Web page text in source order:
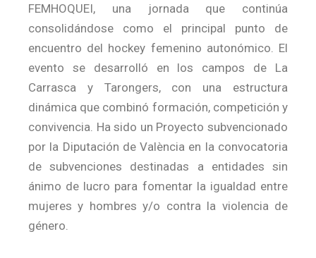
FEMHOQUEI, una jornada que continúa
consolidándose como el principal punto de
encuentro del hockey femenino autonómico. El
evento se desarrolló en los campos de La
Carrasca y Tarongers, con una estructura
dinámica que combinó formación, competición y
convivencia. Ha sido un Proyecto subvencionado
por la Diputación de València en la convocatoria
de subvenciones destinadas a entidades sin
ánimo de lucro para fomentar la igualdad entre
mujeres y hombres y/o contra la violencia de
género.